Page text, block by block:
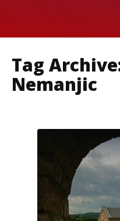
Tag
Nemanjic